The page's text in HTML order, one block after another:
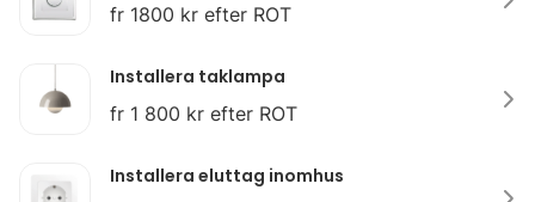
fr 1800 kr efter ROT
Installera taklampa
fr 1 800 kr efter ROT
Installera eluttag inomhus